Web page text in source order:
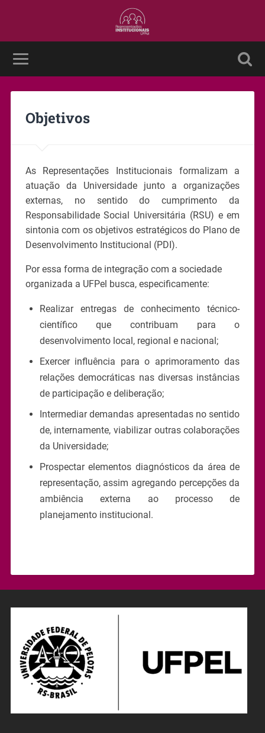
Objetivos
As Representações Institucionais formalizam a
atuação da Universidade junto a organizações
externas, no sentido do cumprimento da
Responsabilidade Social Universitária (RSU) e em
sintonia com os objetivos estratégicos do Plano de
Desenvolvimento Institucional (PDI).
Por essa forma de integração com a sociedade
organizada a UFPel busca, especificamente:
Realizar entregas de conhecimento técnico-
científico que contribuam para o
desenvolvimento local, regional e nacional;
Exercer influência para o aprimoramento das
relações democráticas nas diversas instâncias
de participação e deliberação;
Intermediar demandas apresentadas no sentido
de, internamente, viabilizar outras colaborações
da Universidade;
Prospectar elementos diagnósticos da área de
representação, assim agregando percepções da
ambiência externa ao processo de
planejamento institucional.